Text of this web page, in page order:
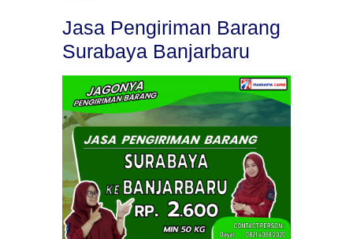
Jasa Pengiriman Barang
Surabaya Banjarbaru